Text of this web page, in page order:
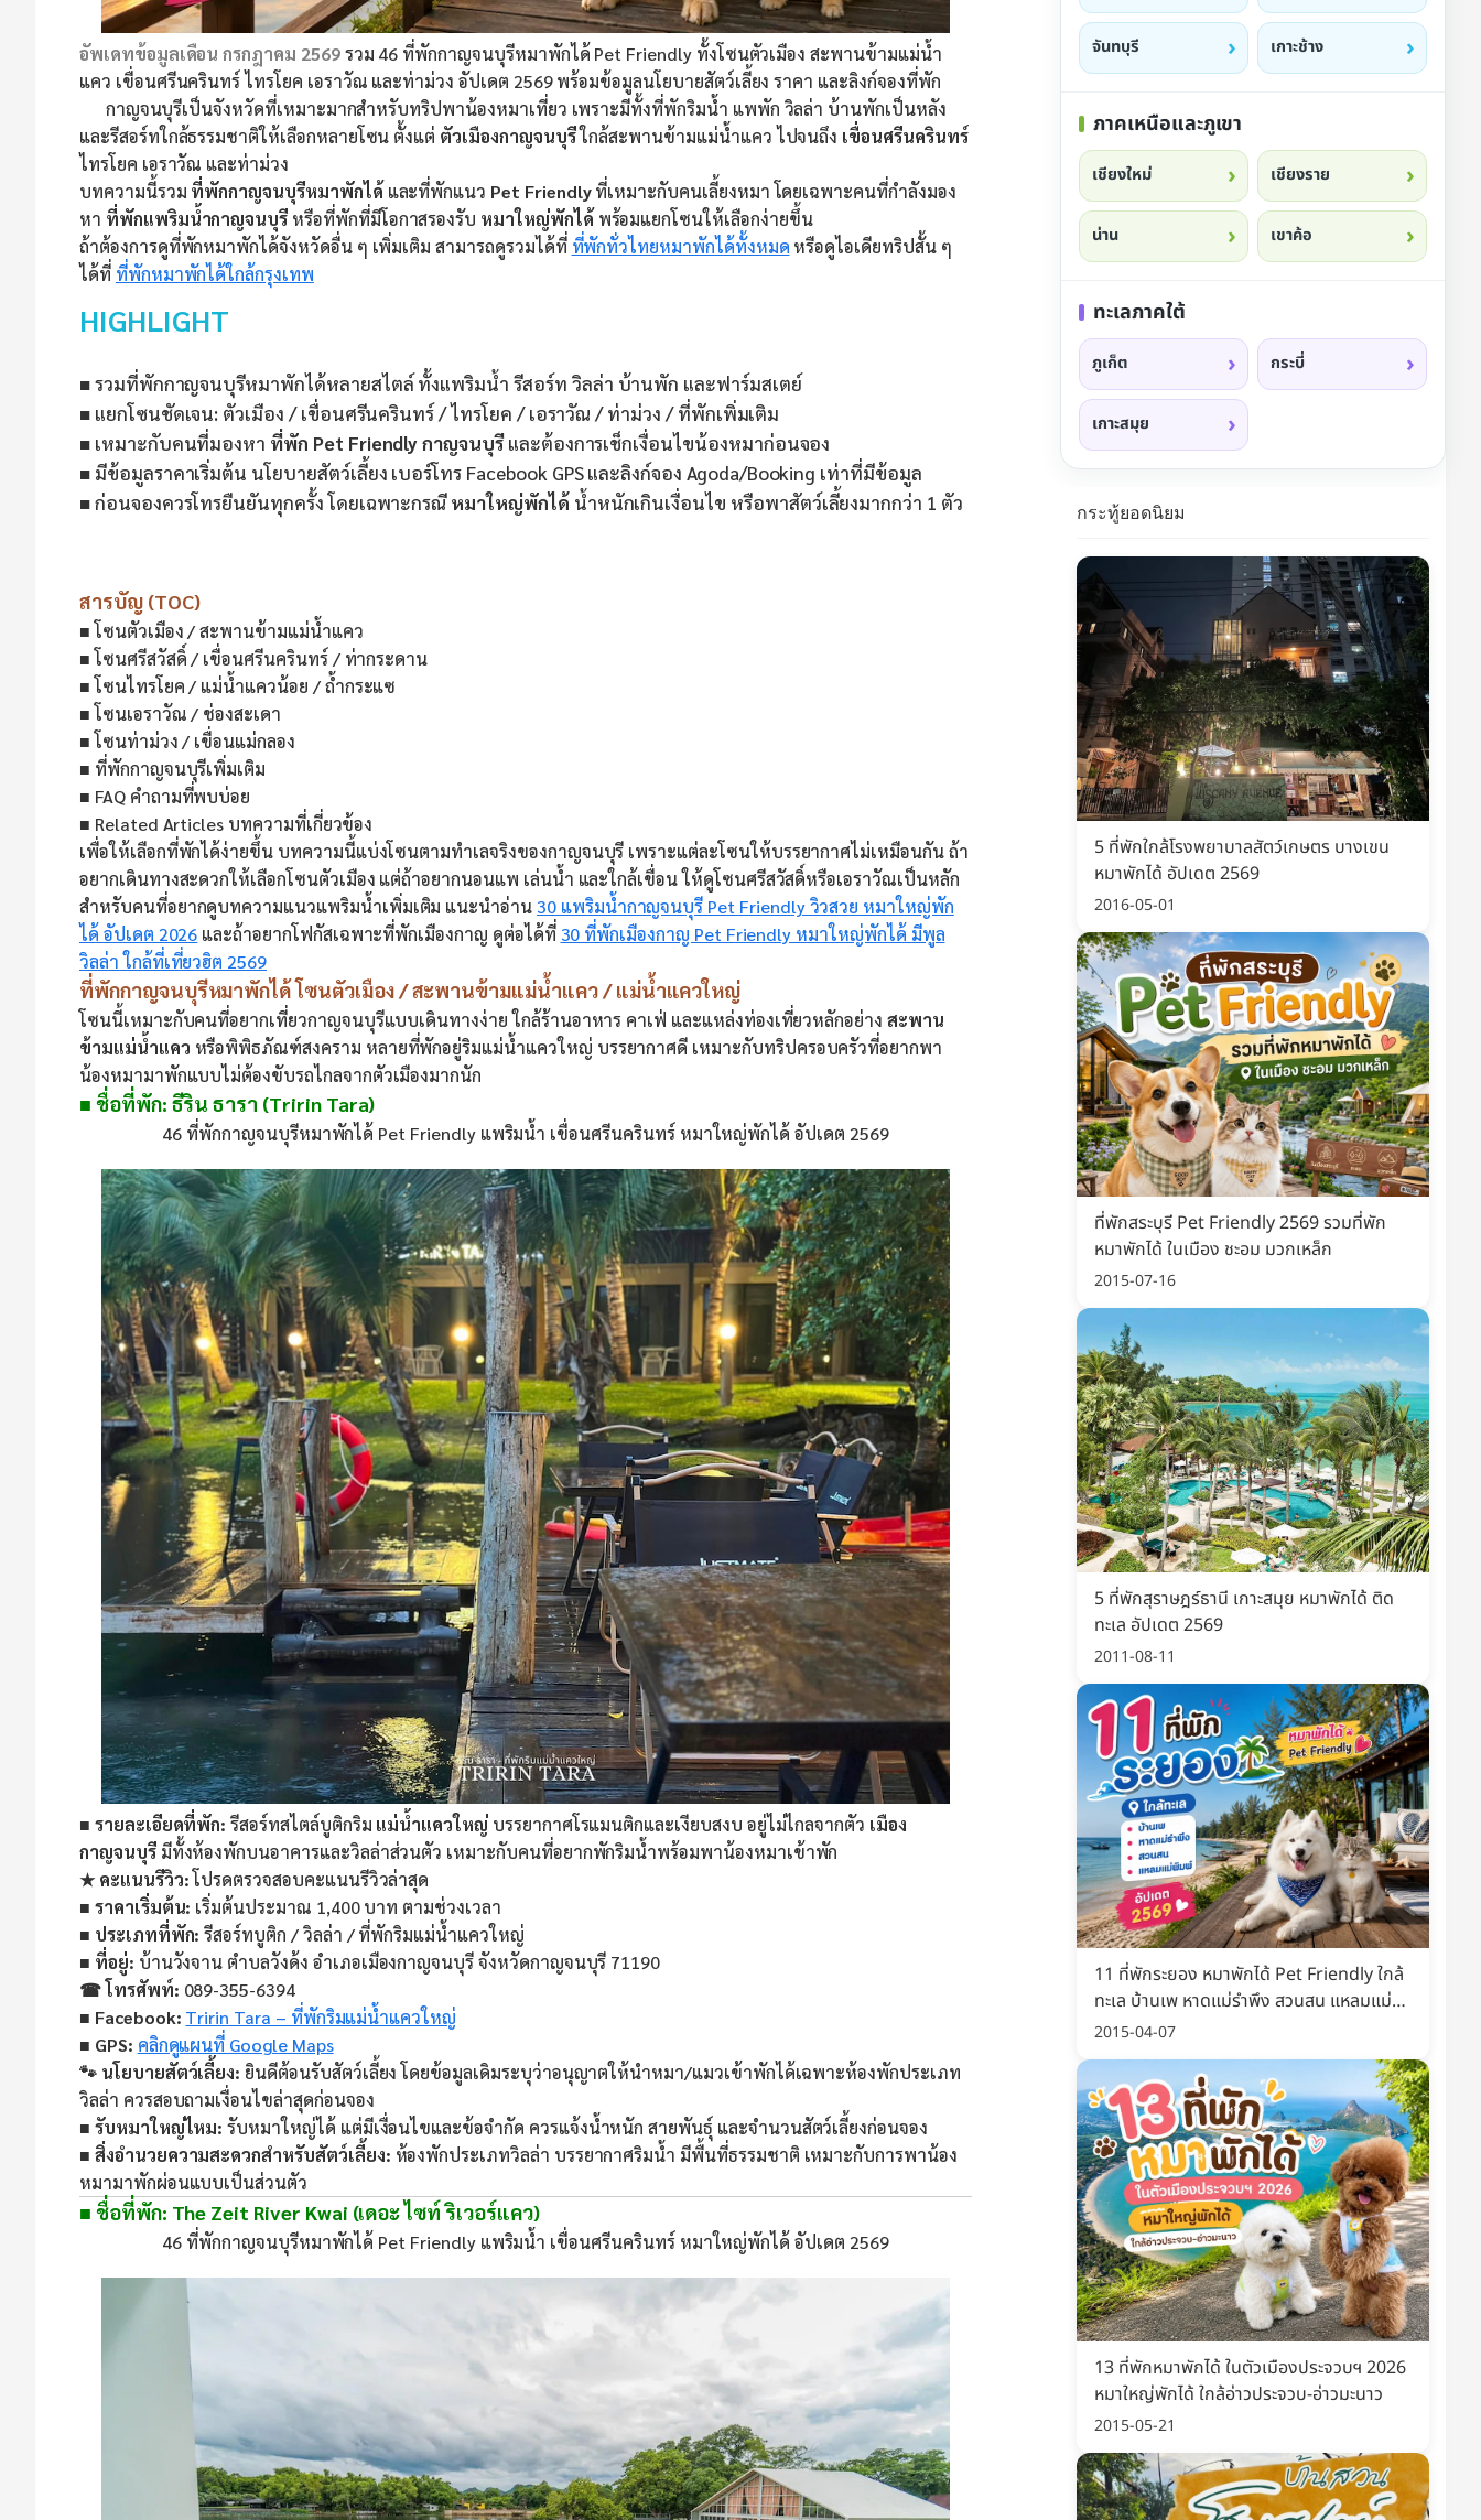
อัพเดทข้อมูลเดือน กรกฎาคม 2569รวม 46 ที่พักกาญจนบุรีหมาพักได้ Pet Friendly ทั้งโซนตัวเมือง สะพานข้ามแม่น้ำ
แคว เขื่อนศรีนครินทร์ ไทรโยค เอราวัณ และท่าม่วง อัปเดต 2569 พร้อมข้อมูลนโยบายสัตว์เลี้ยง ราคา และลิงก์จองที่พัก
กาญจนบุรีเป็นจังหวัดที่เหมาะมากสำหรับทริปพาน้องหมาเที่ยว เพราะมีทั้งที่พักริมน้ำ แพพัก วิลล่า บ้านพักเป็นหลัง
และรีสอร์ทใกล้ธรรมชาติให้เลือกหลายโซน ตั้งแต่ ตัวเมืองกาญจนบุรีใกล้สะพานข้ามแม่น้ำแคว ไปจนถึง เขื่อนศรีนครินทร์
ไทรโยค เอราวัณ และท่าม่วง
บทความนี้รวม ที่พักกาญจนบุรีหมาพักได้ และที่พักแนว Pet Friendlyที่เหมาะกับคนเลี้ยงหมา โดยเฉพาะคนที่กำลังมอง
หา ที่พักแพริมน้ำกาญจนบุรี หรือที่พักที่มีโอกาสรองรับ หมาใหญ่พักได้ พร้อมแยกโซนให้เลือกง่ายขึ้น
ถ้าต้องการดูที่พักหมาพักได้จังหวัดอื่น ๆ เพิ่มเติม สามารถดูรวมได้ที่ ที่พักทั่วไทยหมาพักได้ทั้งหมด หรือดูไอเดียทริปสั้น ๆ
ได้ที่ ที่พักหมาพักได้ใกล้กรุงเทพ
HIGHLIGHT
■ รวมที่พักกาญจนบุรีหมาพักได้หลายสไตล์ ทั้งแพริมน้ำ รีสอร์ท วิลล่า บ้านพัก และฟาร์มสเตย์
■ แยกโซนชัดเจน: ตัวเมือง / เขื่อนศรีนครินทร์ / ไทรโยค / เอราวัณ / ท่าม่วง / ที่พักเพิ่มเติม
■ เหมาะกับคนที่มองหา ที่พัก Pet Friendly กาญจนบุรีและต้องการเช็กเงื่อนไขน้องหมาก่อนจอง
■ มีข้อมูลราคาเริ่มต้น นโยบายสัตว์เลี้ยง เบอร์โทร Facebook GPS และลิงก์จอง Agoda/Booking เท่าที่มีข้อมูล
■ ก่อนจองควรโทรยืนยันทุกครั้ง โดยเฉพาะกรณีหมาใหญ่พักได้ น้ำหนักเกินเงื่อนไข หรือพาสัตว์เลี้ยงมากกว่า 1 ตัว
สารบัญ (TOC)
■ โซนตัวเมือง / สะพานข้ามแม่น้ำแคว
■ โซนศรีสวัสดิ์ / เขื่อนศรีนครินทร์ / ท่ากระดาน
■ โซนไทรโยค / แม่น้ำแควน้อย / ถ้ำกระแซ
■ โซนเอราวัณ / ช่องสะเดา
■ โซนท่าม่วง / เขื่อนแม่กลอง
■ ที่พักกาญจนบุรีเพิ่มเติม
■ FAQ คำถามที่พบบ่อย
■ Related Articles บทความที่เกี่ยวข้อง
เพื่อให้เลือกที่พักได้ง่ายขึ้น บทความนี้แบ่งโซนตามทำเลจริงของกาญจนบุรี เพราะแต่ละโซนให้บรรยากาศไม่เหมือนกัน ถ้า
อยากเดินทางสะดวกให้เลือกโซนตัวเมือง แต่ถ้าอยากนอนแพ เล่นน้ำ และใกล้เขื่อน ให้ดูโซนศรีสวัสดิ์หรือเอราวัณเป็นหลัก
สำหรับคนที่อยากดูบทความแนวแพริมน้ำเพิ่มเติม แนะนำอ่าน 30 แพริมน้ำกาญจนบุรี Pet Friendly วิวสวย หมาใหญ่พัก
ได้ อัปเดต 2026 และถ้าอยากโฟกัสเฉพาะที่พักเมืองกาญ ดูต่อได้ที่ 30 ที่พักเมืองกาญ Pet Friendly หมาใหญ่พักได้ มีพูล
วิลล่า ใกล้ที่เที่ยวฮิต 2569
ที่พักกาญจนบุรีหมาพักได้ โซนตัวเมือง / สะพานข้ามแม่น้ำแคว / แม่น้ำแควใหญ่
โซนนี้เหมาะกับคนที่อยากเที่ยวกาญจนบุรีแบบเดินทางง่าย ใกล้ร้านอาหาร คาเฟ่ และแหล่งท่องเที่ยวหลักอย่าง สะพาน
ข้ามแม่น้ำแคว หรือพิพิธภัณฑ์สงคราม หลายที่พักอยู่ริมแม่น้ำแควใหญ่ บรรยากาศดี เหมาะกับทริปครอบครัวที่อยากพา
น้องหมามาพักแบบไม่ต้องขับรถไกลจากตัวเมืองมากนัก
■ ชื่อที่พัก: ธีริน ธารา (Tririn Tara)
46 ที่พักกาญจนบุรีหมาพักได้ Pet Friendly แพริมน้ำ เขื่อนศรีนครินทร์ หมาใหญ่พักได้ อัปเดต 2569
■ รายละเอียดที่พัก: รีสอร์ทสไตล์บูติกริม แม่น้ำแควใหญ่ บรรยากาศโรแมนติกและเงียบสงบ อยู่ไม่ไกลจากตัว เมือง
กาญจนบุรีมีทั้งห้องพักบนอาคารและวิลล่าส่วนตัว เหมาะกับคนที่อยากพักริมน้ำพร้อมพาน้องหมาเข้าพัก
★ คะแนนรีวิว:โปรดตรวจสอบคะแนนรีวิวล่าสุด
■ ราคาเริ่มต้น: เริ่มต้นประมาณ 1,400 บาท ตามช่วงเวลา
■ ประเภทที่พัก: รีสอร์ทบูติก / วิลล่า / ที่พักริมแม่น้ำแควใหญ่
■ ที่อยู่: บ้านวังจาน ตำบลวังด้ง อำเภอเมืองกาญจนบุรี จังหวัดกาญจนบุรี 71190
☎ โทรศัพท์: 089-355-6394
■ Facebook: Tririn Tara – ที่พักริมแม่น้ำแควใหญ่
■ GPS: คลิกดูแผนที่ Google Maps
🐾 นโยบายสัตว์เลี้ยง: ยินดีต้อนรับสัตว์เลี้ยง โดยข้อมูลเดิมระบุว่าอนุญาตให้นำหมา/แมวเข้าพักได้เฉพาะห้องพักประเภท
วิลล่า ควรสอบถามเงื่อนไขล่าสุดก่อนจอง
■ รับหมาใหญ่ไหม: รับหมาใหญ่ได้ แต่มีเงื่อนไขและข้อจำกัด ควรแจ้งน้ำหนัก สายพันธุ์ และจำนวนสัตว์เลี้ยงก่อนจอง
■ สิ่งอำนวยความสะดวกสำหรับสัตว์เลี้ยง: ห้องพักประเภทวิลล่า บรรยากาศริมน้ำ มีพื้นที่ธรรมชาติ เหมาะกับการพาน้อง
หมามาพักผ่อนแบบเป็นส่วนตัว
■ ชื่อที่พัก: The Zeit River Kwai (เดอะ ไซท์ ริเวอร์แคว)
46 ที่พักกาญจนบุรีหมาพักได้ Pet Friendly แพริมน้ำ เขื่อนศรีนครินทร์ หมาใหญ่พักได้ อัปเดต 2569
จันทบุรี เกาะช้าง
ภาคเหนือและภูเขา
เชียงใหม่ เชียงราย
น่าน เขาค้อ
ทะเลภาคใต้
ภูเก็ต กระบี่
เกาะสมุย
กระทู้ยอดนิยม
5 ที่พักใกล้โรงพยาบาลสัตว์เกษตร บางเขน
หมาพักได้ อัปเดต 2569
2016-05-01
ที่พักสระบุรี Pet Friendly 2569 รวมที่พัก
หมาพักได้ ในเมือง ชะอม มวกเหล็ก
2015-07-16
5 ที่พักสุราษฎร์ธานี เกาะสมุย หมาพักได้ ติด
ทะเล อัปเดต 2569
2011-08-11
11 ที่พักระยอง หมาพักได้ Pet Friendly ใกล้
ทะเล บ้านเพ หาดแม่รำพึง สวนสน แหลมแม่
พิมพ์ อัปเดต 2569
2015-04-07
13 ที่พักหมาพักได้ ในตัวเมืองประจวบฯ 2026
หมาใหญ่พักได้ ใกล้อ่าวประจวบ-อ่าวมะนาว
2015-05-21